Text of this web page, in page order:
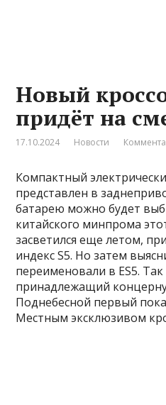
Новый
придёт на
17.10.2024 Новости
Компактный
представлен в
батарею можно будет
китайского минпрома
засветился еще летом,
индекс S5. Но затем
переименовали в ES5.
принадлежащий
Поднебесной первый
Местным эксклюзивом